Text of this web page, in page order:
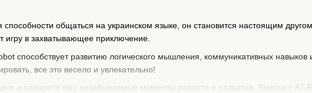
способности общаться на украинском языке, он становится настоящим
игру в захватывающее приключение.
способствует развитию логического мышления, коммуникативных
все это весело и увлекательно!
и подарите ему незабываемые моменты радости и развития. Вместе с AT-